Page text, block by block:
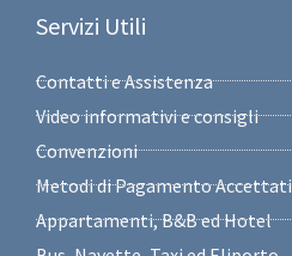
Servizi Utili
Contatti e Assistenza
Video informativi e consigli
Convenzioni
Metodi di Pagamento Accettati
Appartamenti, B&B ed Hotel